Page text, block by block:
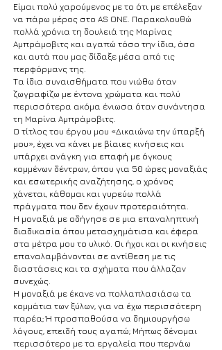
Είμαι πολύ χαρούμενος με το ότι με επέλεξαν
να πάρω μέρος στο AS ONE. Παρακολουθώ
πολλά χρόνια τη δουλειά της Μαρίνας
Αμπράμοβιτς και αγαπώ τόσο την ίδια, όσο
και αυτά που μας δίδαξε μέσα από τις
περφόρμανς της.
Τα ίδια συναισθήματα που νιώθω όταν
ζωγραφίζω με έντονα χρώματα και πολύ
περισσότερα ακόμα ένιωσα όταν συνάντησα
τη Μαρίνα Αμπράμοβιτς.
Ο τίτλος του έργου μου «Δικαιώνω την ύπαρξή
μου», έχει να κάνει με βίαιες κινήσεις και
υπάρχει ανάγκη για επαφή με όγκους
κομμένων δέντρων, όπου για 50 ώρες μοναξιάς
και εσωτερικής αναζήτησης, ο χρόνος
χάνεται, κάθομαι και γυρεύω πολλά
πράγματα που δεν έχουν προτεραιότητα.
Η μοναξιά με οδήγησε σε μια επαναληπτική
διαδικασία όπου μετασχημάτισα και έφερα
στα μέτρα μου το υλικό. Οι ήχοι και οι κινήσεις
επαναλαμβάνονται σε αντίθεση με τις
διαστάσεις και τα σχήματα που άλλαζαν
συνεχώς.
Η μοναξιά με έκανε να πολλαπλασιάσω τα
κομμάτια των ξύλων, για να έχω περισσότερη
παρέα; Ή προσπαθούσα να δημιουργήσω
λόγους, επειδή τους αγαπώ; Μήπως δένομαι
περισσότερο με τα εργαλεία που περνάω